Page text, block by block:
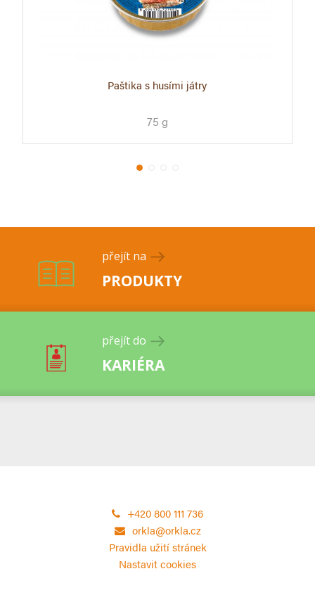
Paštika s husími játry
75 g
přejít na
PRODUKTY
přejít do
KARIÉRA
+420 800 111 736
orkla@orkla.cz
Pravidla užití stránek
Nastavit cookies